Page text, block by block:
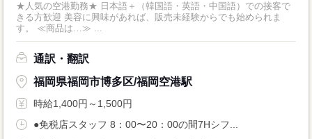
★人気の空港勤務★ 日本語＋（韓国語・英語・中国語）での接客で
きる方歓迎 美容に興味があれば、販売未経験からでも始められま
す。 ≪商品は…≫ ...
通訳・翻訳
福岡県福岡市博多区/福岡空港駅
時給1,400円～1,500円
●免税店スタッフ 8：00〜20：00の間7Hシフ...